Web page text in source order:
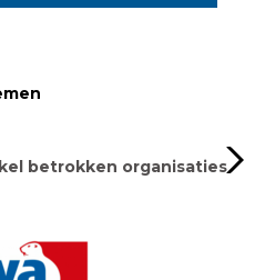
betrokken organisaties